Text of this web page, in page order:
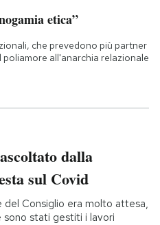
etica”
che prevedono più partner
all'anarchia relazionale
dalla
sul Covid
Consiglio era molto attesa,
stati gestiti i lavori